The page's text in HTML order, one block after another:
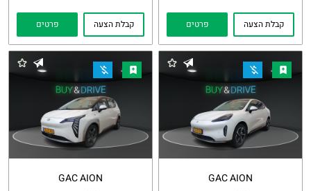
קבלת הצעה פרטים קבלת הצעה פרטים
GAC AION
GAC AION